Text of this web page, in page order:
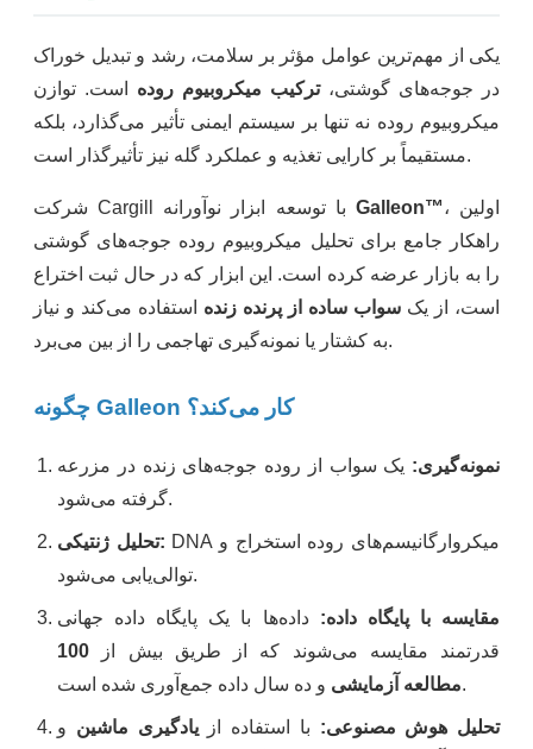
یکی از مهم‌ترین عوامل مؤثر بر سلامت، رشد و تبدیل خوراک
در جوجه‌های گوشتی،ترکیب میکروبیوم روده است. توازن
میکروبیوم روده نه تنها بر سیستم ایمنی تأثیر می‌گذارد، بلکه
مستقیماً بر کارایی تغذیه و عملکرد گله نیز تأثیرگذار است.
Galleon™، اولین
راهکار جامع برای تحلیل میکروبیوم روده جوجه‌های گوشتی
را به بازار عرضه کرده است. این ابزار که در حال ثبت اختراع
است، از یک سواب ساده از پرنده زنده استفاده می‌کند و نیاز
به کشتار یا نمونه‌گیری تهاجمی را از بین می‌برد.
چگونه Galleon کار می‌کند؟
نمونه‌گیری: یک سواب از روده جوجه‌های زنده در مزرعه
گرفته می‌شود.
تحلیل ژنتیکی: DNA میکروارگانیسم‌های روده استخراج و
توالی‌یابی می‌شود.
مقایسه با پایگاه داده: داده‌ها با یک پایگاه داده جهانی
قدرتمند مقایسه می‌شوند که از طریق بیش از 100
مطالعه آزمایشیو ده سال داده جمع‌آوری شده است.
تحلیل هوش مصنوعی: با استفاده ازیادگیری ماشین و